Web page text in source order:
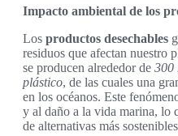
Impacto ambiental de los
Los productos desechables
residuos que afectan nuestro
se producen alrededor de 300
plástico, de las cuales una
en los océanos. Este
y al daño a la vida marina, lo
de alternativas más